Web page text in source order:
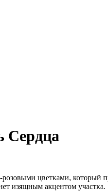
Сердца
цветками, который
изящным акцентом участка.